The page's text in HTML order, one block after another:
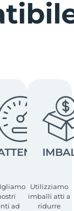
ad
Utilizziamo
imballi atti a
ridurre